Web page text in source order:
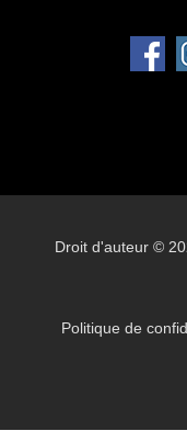
Droit d'auteur ©
Politique de